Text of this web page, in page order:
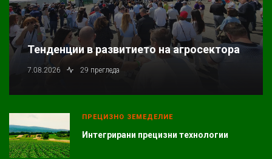
Тенденции в развитието на агросектора
7.08.2026 29 прегледа
ПРЕЦИЗНО ЗЕМЕДЕЛИЕ
Интегрирани прецизни технологии